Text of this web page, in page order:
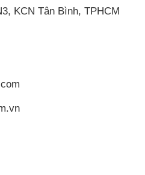
KCN Tân Bình, TPHCM